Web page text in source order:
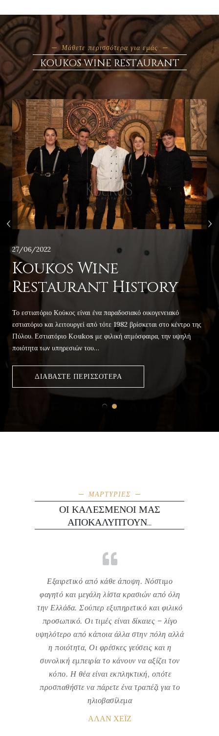
Μάθετε περισσότερα για εμάς
KOUKOS WINE RESTAURANT
27/06/2022
Koukos Wine
Restaurant History
Το εστιατόριο Κούκος είναι ένα παραδοσιακό οικογενειακό
εστιατόριο και λειτουργεί από τότε 1982 βρίσκεται στο κέντρο της
Πύλου. Εστιατόριο Koukos με φιλική ατμόσφαιρα, την υψηλή
ποιότητα των υπηρεσιών του…
ΔΙΑΒΆΣΤΕ ΠΕΡΙΣΣΌΤΕΡΑ
‹ ›
ΜΑΡΤΥΡΙΕΣ
ΟΙ ΚΑΛΕΣΜΕΝΟΙ ΜΑΣ
ΑΠΟΚΑΛΥΠΤΟΥΝ...
Εξαιρετικό από κάθε άποψη. Νόστιμο
φαγητό και μεγάλη λίστα κρασιών από όλη
την Ελλάδα. Σούπερ εξυπηρετικό και φιλικό
προσωπικό. Οι τιμές είναι δίκαιες – λίγο
υψηλότερο από κάποια άλλα στην πόλη αλλά
η ποιότητα, Οι φρέσκες γεύσεις και η
συνολική εμπειρία το κάνουν να αξίζει τον
κόπο. Η θέα είναι εκπληκτική, οπότε
προσπαθήστε να πάρετε ένα τραπέζι για το
ηλιοβασίλεμα
ΆΛΑΝ ΧΈΙΖ